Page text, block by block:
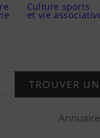
Culture sports
et vie
Annuaire